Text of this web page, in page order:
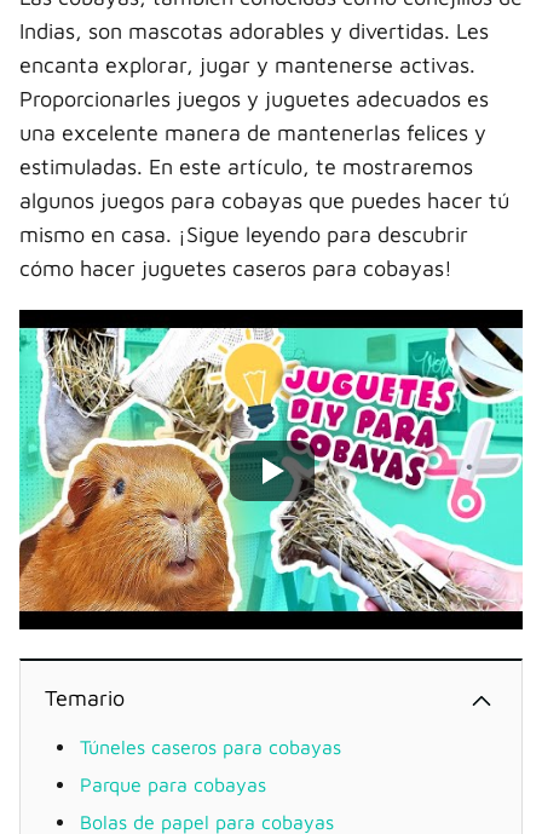
Indias, son mascotas adorables y divertidas. Les
encanta explorar, jugar y mantenerse activas.
Proporcionarles juegos y juguetes adecuados es
una excelente manera de mantenerlas felices y
estimuladas. En este artículo, te mostraremos
algunos juegos para cobayas que puedes hacer tú
mismo en casa. ¡Sigue leyendo para descubrir
cómo hacer juguetes caseros para cobayas!
Temario
Túneles caseros para cobayas
Parque para cobayas
Bolas de papel para cobayas